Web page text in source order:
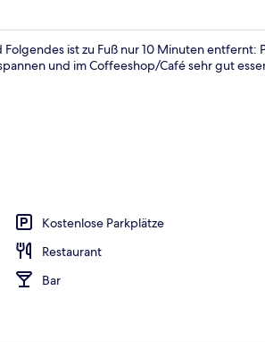
ist zu Fuß nur 10 Minuten entfernt:
und im Coffeeshop/Café sehr gut
Kostenlose Parkplätze
Restaurant
Bar